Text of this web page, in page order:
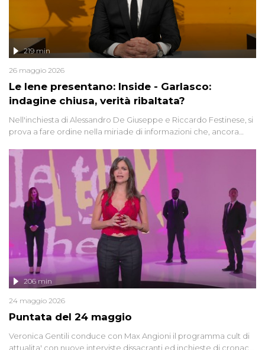
Le Iene presentano: Inside - Garlasco:
indagine chiusa, verità ribaltata?
219 min
26 maggio 2026
Nell'inchiesta di Alessandro De Giuseppe e Riccardo Festinese, si
prova a fare ordine nella miriade di informazioni che, ancora
giudiziarie più discusse degli ultimi anni. Lo speciale ricostruisce la
vicenda mettendo in fila testimonianze, errori, dettagli
controversi e i protagonisti di un'indagine che sembra non avere
fine.
Puntata del 24 maggio
206 min
24 maggio 2026
Veronica Gentili conduce con Max Angioni il programma cult di
attualita' con nuove interviste dissacranti ed inchieste di cronaca